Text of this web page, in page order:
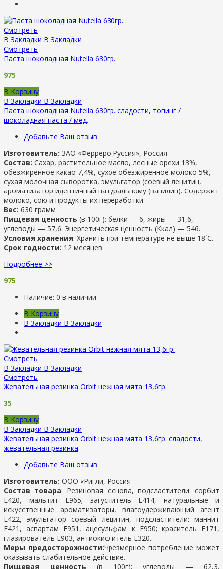
Смотреть
В Закладки В Закладки
Смотреть
Паста шоколадная Nutella 630гр.
975
В Корзину
В Закладки В Закладки
Паста шоколадная Nutella 630гр. сладости, топинг /
шоколадная паста / мед.
Добавьте Ваш отзыв
Изготовитель: ЗАО «Ферреро Руссия», Россия
Состав: Сахар, растительное масло, лесные орехи 13%,
обезжиренное какао 7,4%, сухое обезжиренное молоко 5%,
сухая молочная сыворотка, эмульгатор (соевый лецитин,
ароматизатор идентичный натуральному (ванилин). Содержит
молоко, сою и продукты их переработки.
Вес: 630 грамм
Пищевая ценность (в 100г): белки — 6, жиры — 31,6,
углеводы — 57,6. Энергетическая ценность (Ккал) — 546.
Условия хранения: Хранить при температуре не выше 18`C.
Срок годности: 12 месяцев
Подробнее >>
975
Наличие: 0 в наличии
В Корзину
В Закладки В Закладки
Смотреть
В Закладки В Закладки
Смотреть
Жевательная резинка Orbit нежная мята 13,6гр.
35
В Корзину
В Закладки В Закладки
Жевательная резинка Orbit нежная мята 13,6гр. сладости,
жевательная резинка.
Добавьте Ваш отзыв
Изготовитель: ООО «Ригли, Россия
Состав товара: Резиновая основа, подсластители: сорбит
Е420, мальтит Е965; загуститель Е414, натуральные и
искусственные ароматизаторы, влагоудерживающий агент
Е422, эмульгатор соевый лецитин, подсластители: маннит
Е421, аспартам Е951, ацесульфам к Е950; краситель Е171,
глазирователь Е903, антиокислитель Е320..
Меры предосторожности:Чрезмерное потребление может
оказывать слабительное действие.
Пищевая ценность (в 100г): углеводы — 62,3.